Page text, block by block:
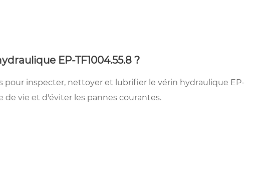
EP-TF1004.55.8 ?
pour inspecter, nettoyer et lubrifier le vérin hydraulique EP-
de vie et d'éviter les pannes courantes.